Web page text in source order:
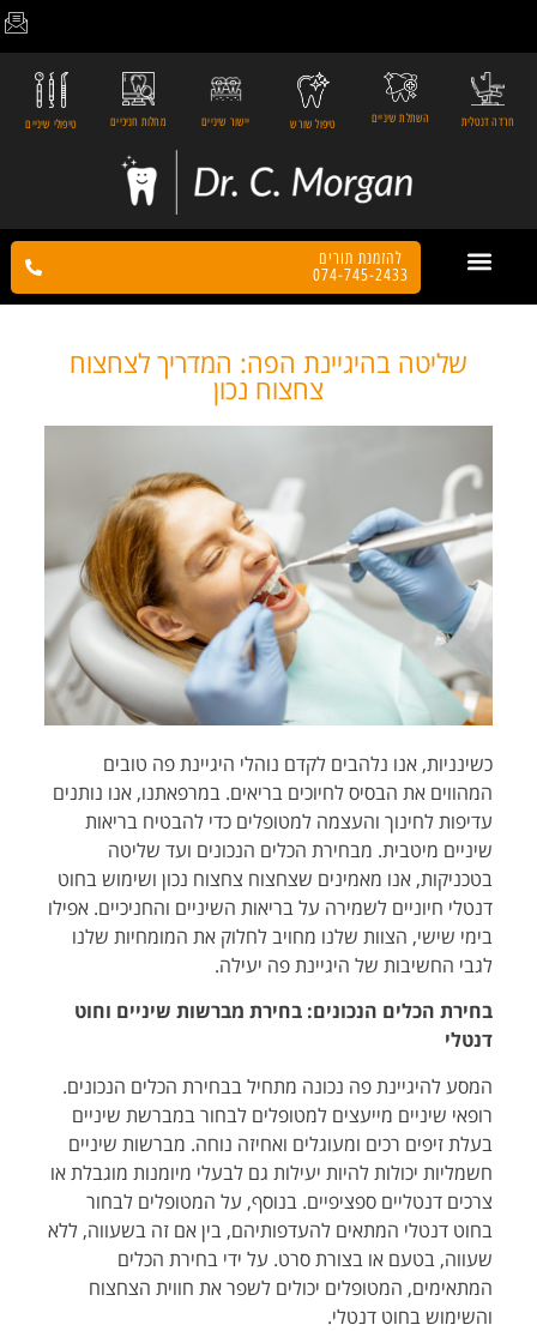
חרדה דנטלית השתלת שיניים טיפול שורש יישור שיניים מחלות חניכיים טיפולי שיניים
להזמנת תורים
074-745-2433
שליטה בהיגיינת הפה: המדריך לצחצוח
צחצוח נכון
כשינניות, אנו נלהבים לקדם נוהלי היגיינת פה טובים
המהווים את הבסיס לחיוכים בריאים. במרפאתנו, אנו נותנים
עדיפות לחינוך והעצמה למטופלים כדי להבטיח בריאות
שיניים מיטבית. מבחירת הכלים הנכונים ועד שליטה
בטכניקות, אנו מאמינים שצחצוח צחצוח נכון ושימוש בחוט
דנטלי חיוניים לשמירה על בריאות השיניים והחניכיים. אפילו
בימי שישי, הצוות שלנו מחויב לחלוק את המומחיות שלנו
לגבי החשיבות של היגיינת פה יעילה.
בחירת הכלים הנכונים: בחירת מברשות שיניים וחוט
דנטלי
המסע להיגיינת פה נכונה מתחיל בבחירת הכלים הנכונים.
רופאי שיניים מייעצים למטופלים לבחור במברשת שיניים
בעלת זיפים רכים ומעוגלים ואחיזה נוחה. מברשות שיניים
חשמליות יכולות להיות יעילות גם לבעלי מיומנות מוגבלת או
צרכים דנטליים ספציפיים. בנוסף, על המטופלים לבחור
בחוט דנטלי המתאים להעדפותיהם, בין אם זה בשעווה, ללא
שעווה, בטעם או בצורת סרט. על ידי בחירת הכלים
המתאימים, המטופלים יכולים לשפר את חווית הצחצוח
והשימוש בחוט דנטלי.